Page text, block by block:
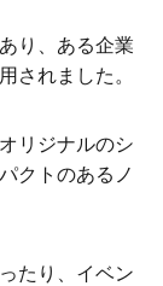
り、ある企業
されました。
リジナルのシ
クトのあるノ
たり、イベン